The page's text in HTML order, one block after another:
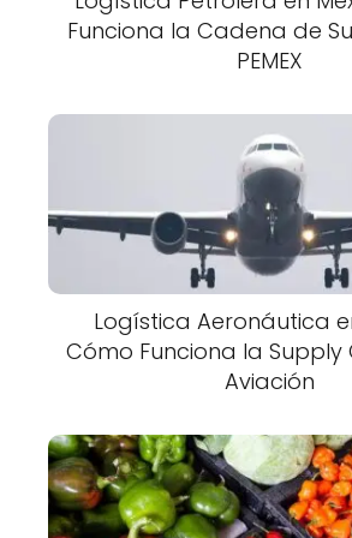
Funciona la Cadena de
PEMEX
Logística Aeronáutica
Cómo Funciona la Supply
Aviación